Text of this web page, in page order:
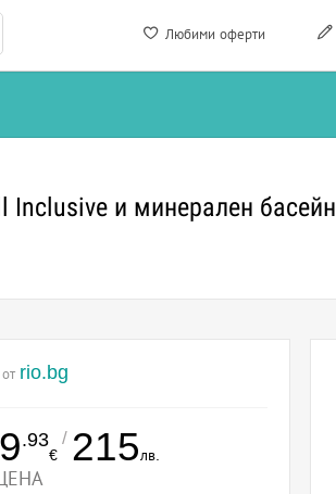
Любими оферти
Inclusive и минерален басейн
rio.bg
.93
€
/ 215лв.